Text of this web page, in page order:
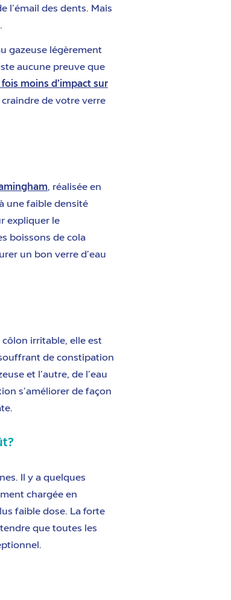
l’émail des dents. Mais
gazeuse légèrement
aucune preuve que
fois moins d’impact sur
craindre de votre verre
, réalisée en
une faible densité
expliquer le
boissons de cola
un bon verre d’eau
irritable, elle est
de constipation
et l’autre, de l’eau
s’améliorer de façon
Il y a quelques
chargée en
faible dose. La forte
que toutes les